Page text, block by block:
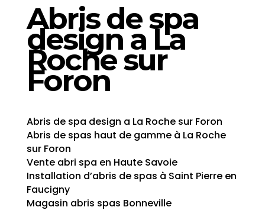
Abris de spa
design a La
Roche sur
Foron
Abris de spa design a La Roche sur Foron
Abris de spas haut de gamme à La Roche
sur Foron
Vente abri spa en Haute Savoie
Installation d’abris de spas à Saint Pierre en
Faucigny
Magasin abris spas Bonneville